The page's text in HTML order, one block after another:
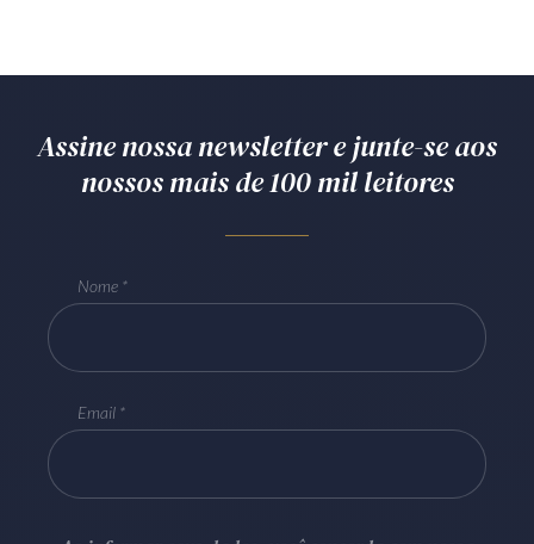
Assine nossa newsletter e junte-se aos
nossos mais de 100 mil leitores
Nome
Email